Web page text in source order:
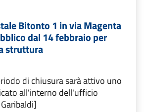
Bitonto 1 in via Magenta
dal 14 febbraio per
struttura
di chiusura sarà attivo uno
all'interno dell'ufficio